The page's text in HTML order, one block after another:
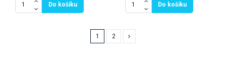
Do košíku Do košíku
1 2